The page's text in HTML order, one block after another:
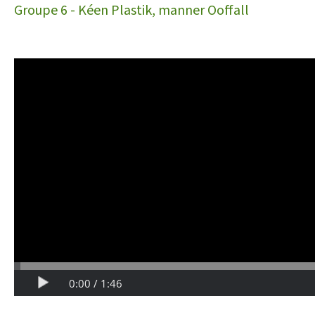
Groupe 6 - Kéen Plastik, manner Ooffall